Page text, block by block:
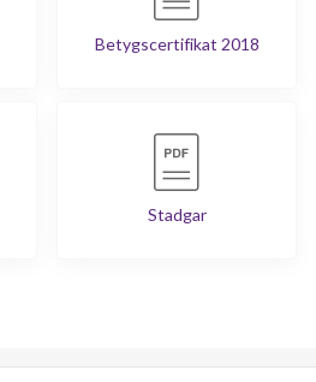
Betygscertifikat 2018
Stadgar